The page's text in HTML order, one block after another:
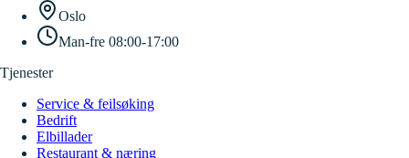
Oslo
Man-fre 08:00-17:00
Tjenester
Service & feilsøking
Bedrift
Elbillader
Restaurant & næring